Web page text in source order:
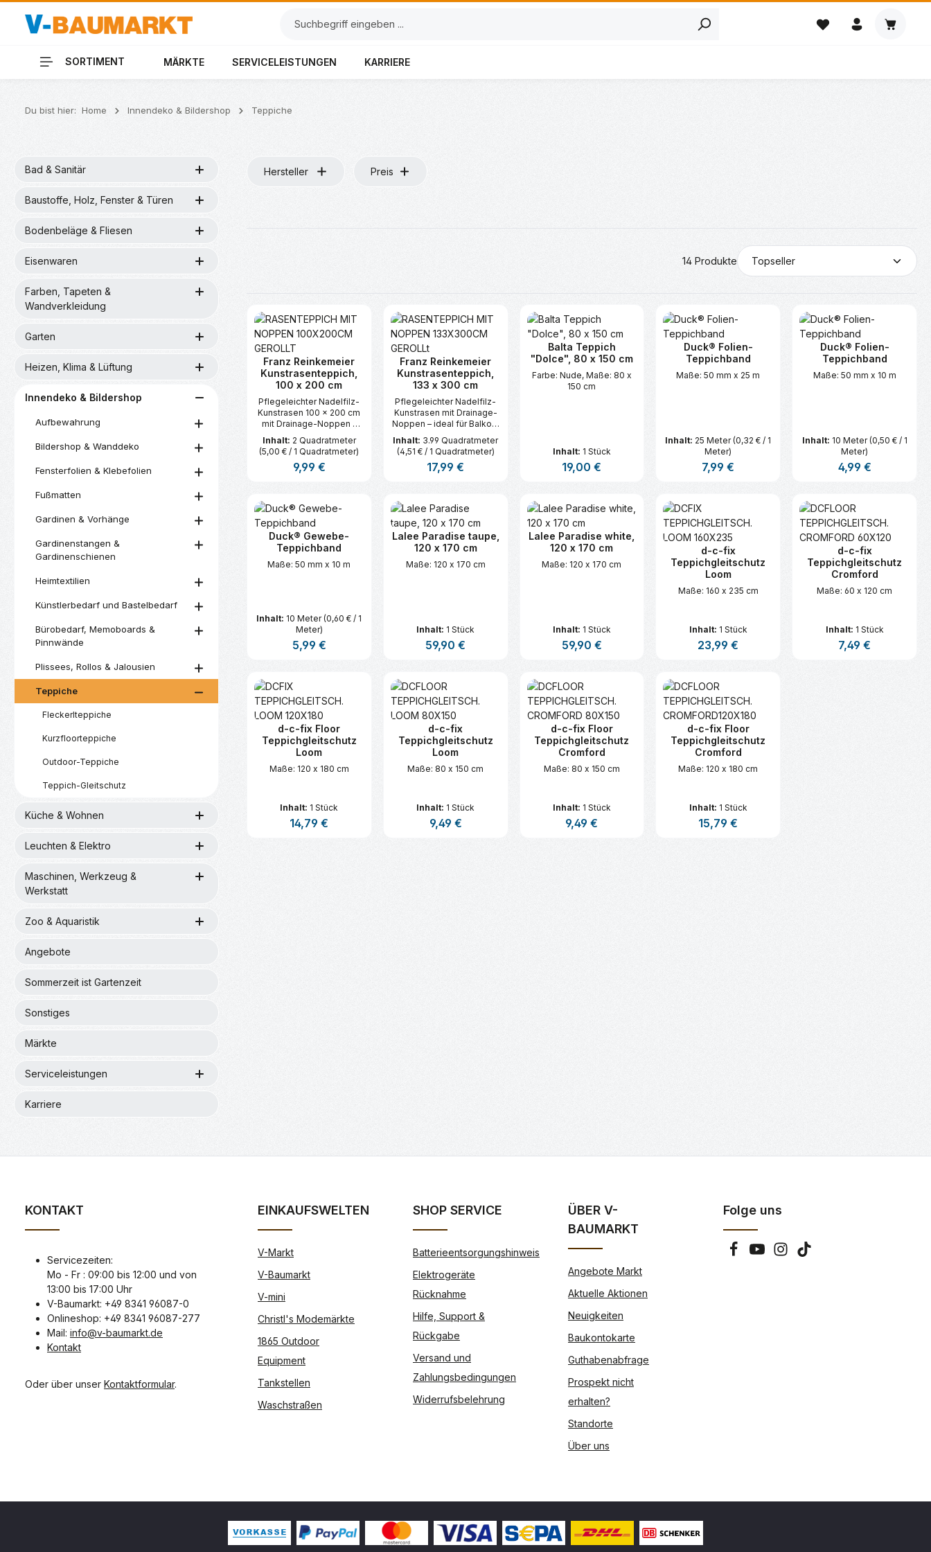
Hauptinhalt springen
Zur Suche springen
Zur Hauptnavigation springen
SORTIMENT MÄRKTE SERVICELEISTUNGEN KARRIERE
Du bist hier: Home Innendeko & Bildershop Teppiche
Bad & Sanitär
Baustoffe, Holz, Fenster & Türen
Bodenbeläge & Fliesen
Eisenwaren
Farben, Tapeten &
Wandverkleidung
Garten
Heizen, Klima & Lüftung
Innendeko & Bildershop
Aufbewahrung
Bildershop & Wanddeko
Fensterfolien & Klebefolien
Fußmatten
Gardinen & Vorhänge
Gardinenstangen &
Gardinenschienen
Heimtextilien
Künstlerbedarf und Bastelbedarf
Bürobedarf, Memoboards &
Pinnwände
Plissees, Rollos & Jalousien
Teppiche
Fleckerlteppiche
Kurzfloorteppiche
Outdoor-Teppiche
Teppich-Gleitschutz
Küche & Wohnen
Leuchten & Elektro
Maschinen, Werkzeug &
Werkstatt
Zoo & Aquaristik
Angebote
Sommerzeit ist Gartenzeit
Sonstiges
Märkte
Serviceleistungen
Karriere
Hersteller Preis
14 Produkte
Franz Reinkemeier
Kunstrasenteppich,
100 x 200 cm
Pflegeleichter Nadelfilz-
Kunstrasen 100 × 200 cm
mit Drainage-Noppen –
ideal für Balkon, Terrasse,
Camping und als Outdoor-
Teppich.
Inhalt: 2 Quadratmeter
(5,00 € / 1 Quadratmeter)
Regulärer Preis:
9,99 €
Produkt Anzahl: Gib den gewünschten Wert ein oder benutze die Schaltflächen um
Franz Reinkemeier
Kunstrasenteppich,
133 x 300 cm
Pflegeleichter Nadelfilz-
Kunstrasen mit Drainage-
Noppen – ideal für Balkon,
Terrasse, Camping und als
Outdoor-Teppich.
Inhalt: 3.99 Quadratmeter
(4,51 € / 1 Quadratmeter)
Regulärer Preis:
17,99 €
Produkt Anzahl: Gib den gewünschten Wert ein oder benutze die
Balta Teppich
"Dolce", 80 x 150 cm
Farbe: Nude, Maße: 80 x
150 cm
Inhalt: 1 Stück
Regulärer Preis:
19,00 €
Produkt Anzahl: Gib den gewünschten Wert ein
Duck® Folien-
Teppichband
Maße: 50 mm x 25 m
Inhalt: 25 Meter(0,32 € / 1
Meter)
Regulärer Preis:
7,99 €
Produkt Anzahl: Gib den
Duck® Folien-
Teppichband
Maße: 50 mm x 10 m
Inhalt: 10 Meter(0,50 € / 1
Meter)
Regulärer Preis:
4,99 €
Produkt
Duck® Gewebe-
Teppichband
Maße: 50 mm x 10 m
Inhalt: 10 Meter(0,60 € / 1
Meter)
Regulärer Preis:
5,99 €
Produkt Anzahl: Gib den gewünschten Wert ein oder benutze die Schaltflächen um
Lalee Paradise taupe,
120 x 170 cm
Maße: 120 x 170 cm
Inhalt: 1 Stück
Regulärer Preis:
59,90 €
Produkt Anzahl: Gib den gewünschten Wert ein oder benutze die
Lalee Paradise white,
120 x 170 cm
Maße: 120 x 170 cm
Inhalt: 1 Stück
Regulärer Preis:
59,90 €
Produkt Anzahl: Gib den gewünschten Wert ein
d-c-fix
Teppichgleitschutz
Loom
Maße: 160 x 235 cm
Inhalt: 1 Stück
Regulärer Preis:
23,99 €
Produkt Anzahl: Gib den
d-c-fix
Teppichgleitschutz
Cromford
Maße: 60 x 120 cm
Inhalt: 1 Stück
Regulärer Preis:
7,49 €
d-c-fix Floor
Teppichgleitschutz
Loom
Maße: 120 x 180 cm
Inhalt: 1 Stück
Regulärer Preis:
14,79 €
d-c-fix
Teppichgleitschutz
Loom
Maße: 80 x 150 cm
Inhalt: 1 Stück
Regulärer Preis:
9,49 €
d-c-fix Floor
Teppichgleitschutz
Cromford
Maße: 80 x 150 cm
Inhalt: 1 Stück
Regulärer Preis:
9,49 €
d-c-fix Floor
Teppichgleitschutz
Cromford
Maße: 120 x 180 cm
Inhalt: 1 Stück
Regulärer Preis:
15,79 €
KONTAKT
Servicezeiten:
Mo - Fr : 09:00 bis 12:00 und von
13:00 bis 17:00 Uhr
V-Baumarkt: +49 8341 96087-0
Onlineshop: +49 8341 96087-277
Mail: info@v-baumarkt.de
Kontakt
Oder über unser Kontaktformular.
EINKAUFSWELTEN
V-Markt
V-Baumarkt
V-mini
Christl's Modemärkte
1865 Outdoor
Equipment
Tankstellen
Waschstraßen
SHOP SERVICE
Batterieentsorgungshinweis
Elektrogeräte
Rücknahme
Hilfe, Support &
Rückgabe
Versand und
Zahlungsbedingungen
Widerrufsbelehrung
ÜBER V-
BAUMARKT
Angebote Markt
Aktuelle Aktionen
Neuigkeiten
Baukontokarte
Guthabenabfrage
Prospekt nicht
erhalten?
Standorte
Über uns
Folge uns